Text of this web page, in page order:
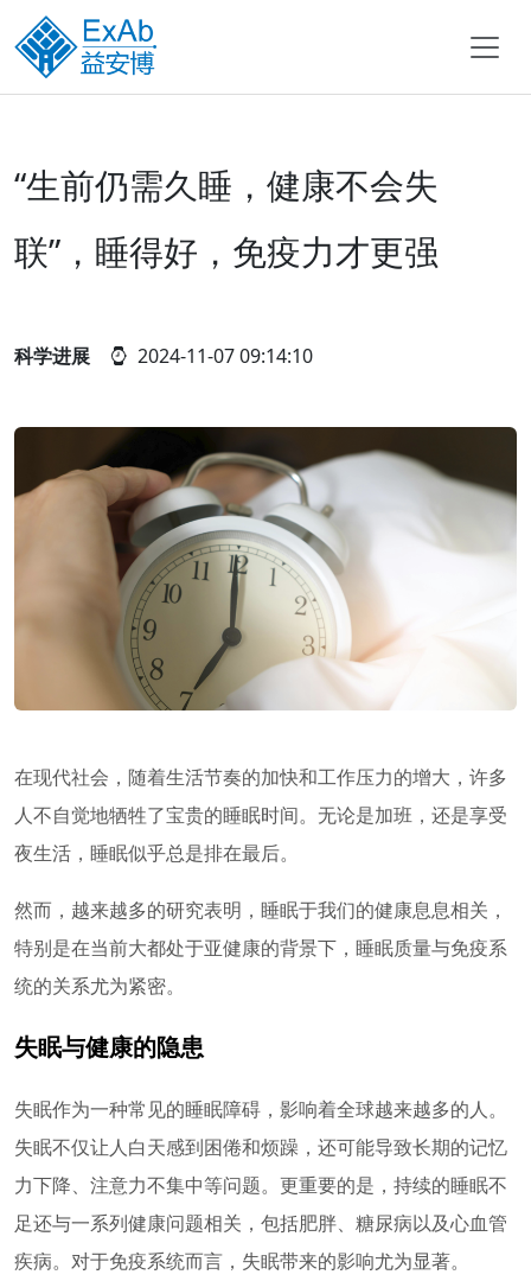
“生前仍需久睡，健康不会失
联”，睡得好，免疫力才更强
科学进展 2024-11-07 09:14:10
在现代社会，随着生活节奏的加快和工作压力的增大，许多
人不自觉地牺牲了宝贵的睡眠时间。无论是加班，还是享受
夜生活，睡眠似乎总是排在最后。
然而，越来越多的研究表明，睡眠于我们的健康息息相关，
特别是在当前大都处于亚健康的背景下，睡眠质量与免疫系
统的关系尤为紧密。
失眠与健康的隐患
失眠作为一种常见的睡眠障碍，影响着全球越来越多的人。
失眠不仅让人白天感到困倦和烦躁，还可能导致长期的记忆
力下降、注意力不集中等问题。更重要的是，持续的睡眠不
足还与一系列健康问题相关，包括肥胖、糖尿病以及心血管
疾病。对于免疫系统而言，失眠带来的影响尤为显著。